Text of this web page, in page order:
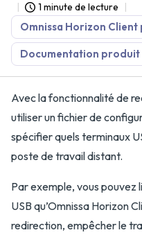
1 minute de lecture
Omnissa Horizon Client
Documentation produit
Avec la fonctionnalité de
utiliser un fichier de
spécifier quels terminaux
poste de travail distant.
Par exemple, vous pouvez
USB qu’Omnissa Horizon
redirection, empêcher le